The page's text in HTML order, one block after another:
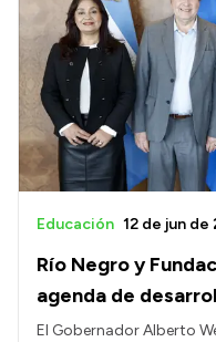
Río Negro y
agenda de
Educación 12 de jun de
El Gobernador Alberto